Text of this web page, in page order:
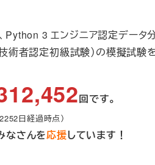
3 エンジニア認定データ
術者認定初級試験）の模擬試験
回です。
日経過時点）
なさんを応援しています！